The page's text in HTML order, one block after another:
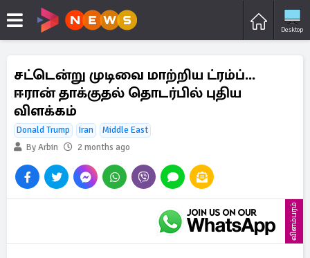
Desktop
சட்டென்று முடிவை மாற்றிய ட்ரம்ப்...
ஈரான் தாக்குதல் தொடர்பில் புதிய
விளக்கம்
Donald Trump Iran
Middle East
By Arbin
2 months ago
விளம்பரம்